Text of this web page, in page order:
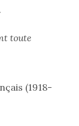
toute
(1918-